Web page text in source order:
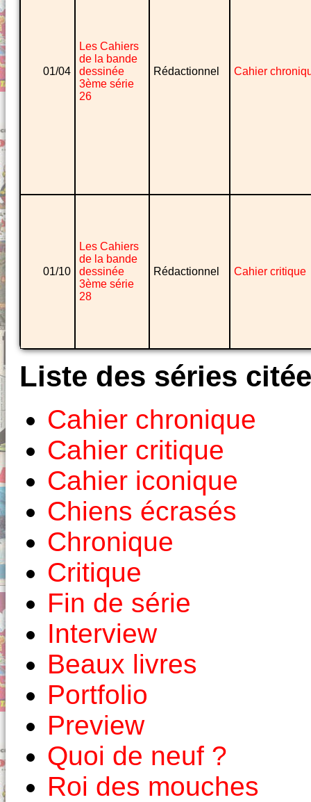
01/04
Les Cahiers
de la bande
dessinée
3ème série
26
Rédactionnel Cahier
01/10
Les Cahiers
de la bande
dessinée
3ème série
28
Rédactionnel Cahier critique
Liste des séries
Cahier chronique
Cahier critique
Cahier iconique
Chiens écrasés
Chronique
Critique
Fin de série
Interview
Beaux livres
Portfolio
Preview
Quoi de neuf ?
Roi des mouches